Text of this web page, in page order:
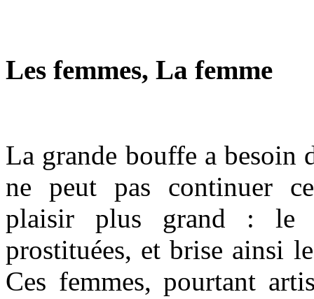
Les femmes, La femme
La grande bouffe a besoin
ne peut pas continuer
plaisir plus grand : le
prostituées, et brise ainsi
Ces femmes, pourtant